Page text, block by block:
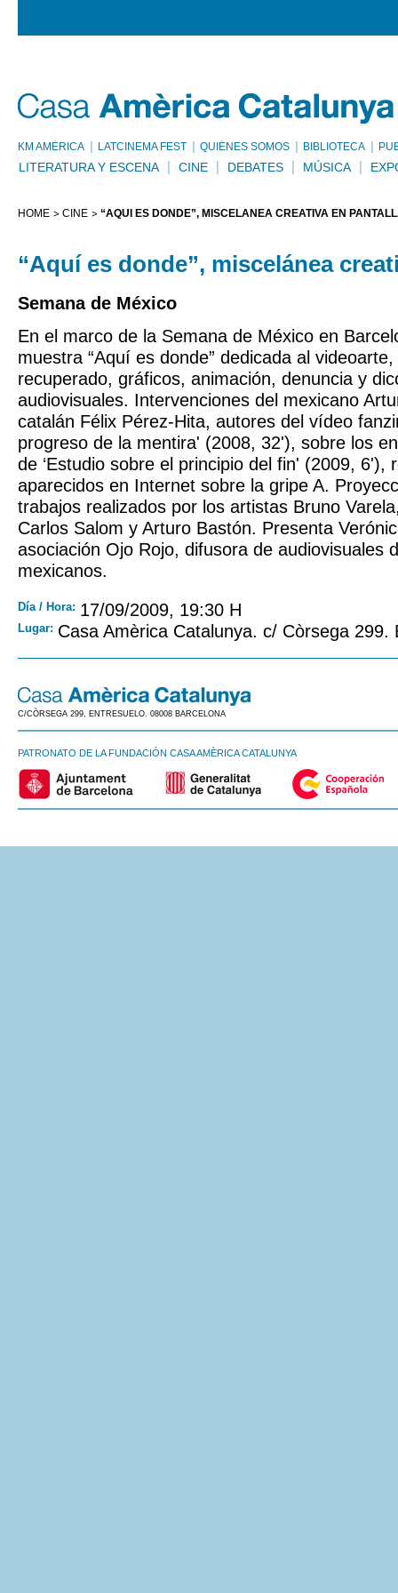
KM AMÈRICA LATCINEMA FEST QUIÉNES SOMOS BIBLIOTECA
LITERATURA Y ESCENA CINE DEBATES MÚSICA
HOME CINE “AQUÍ ES DONDE”, MISCELÁNEA CREATIVA EN
“Aquí es donde”, miscelánea
Semana de México
En el marco de la Semana de México en
muestra “Aquí es donde” dedicada al
recuperado, gráficos, animación, denuncia y
audiovisuales. Intervenciones del mexicano
catalán Félix Pérez-Hita, autores del vídeo
progreso de la mentira' (2008, 32'), sobre los
de ‘Estudio sobre el principio del fin' (2009, 6'),
aparecidos en Internet sobre la gripe A.
trabajos realizados por los artistas Bruno
Carlos Salom y Arturo Bastón. Presenta
asociación Ojo Rojo, difusora de audiovisuales
mexicanos.
Día / Hora: 17/09/2009, 19:30 H
Lugar: Casa Amèrica Catalunya. c/ Còrsega 299.
C/CÒRSEGA 299, ENTRESUELO. 08008 BARCELONA
PATRONATO DE LA FUNDACIÓN CASA AMÈRICA CATALUNYA